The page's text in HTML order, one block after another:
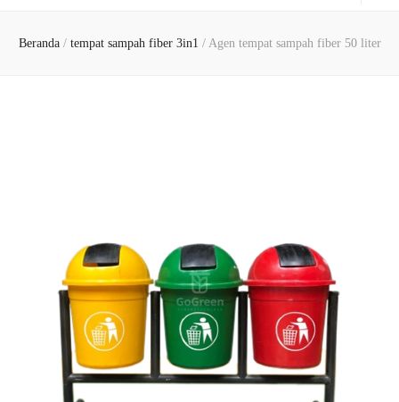
Beranda / tempat sampah fiber 3in1 / Agen tempat sampah fiber 50 liter